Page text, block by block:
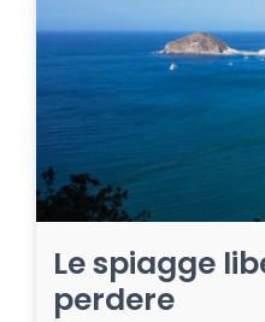
Le spiagge
perdere